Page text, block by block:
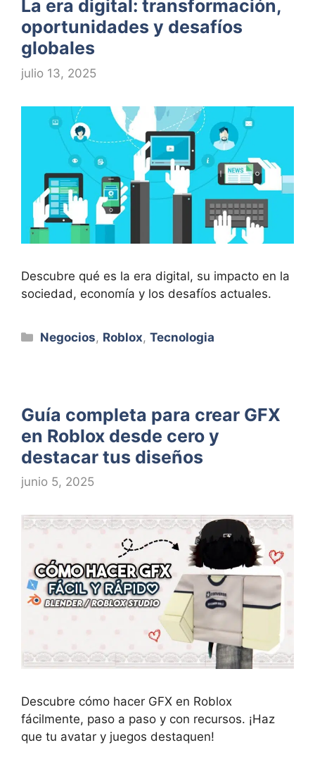
La era digital: transformación,
oportunidades y desafíos
globales
julio 13, 2025
Descubre qué es la era digital, su impacto en la
sociedad, economía y los desafíos actuales.
Categorías
Negocios, Roblox,Tecnologia
Guía completa para crear GFX
en Roblox desde cero y
destacar tus diseños
junio 5, 2025
Descubre cómo hacer GFX en Roblox
fácilmente, paso a paso y con recursos. ¡Haz
que tu avatar y juegos destaquen!